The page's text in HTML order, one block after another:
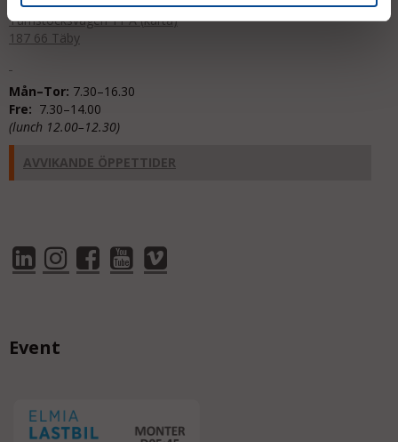
Tumstocksvägen 11 A (karta)
187 66 Täby
Mån–Tor: 7.30–16.30
Fre: 7.30–14.00
(lunch 12.00–12.30)
AVVIKANDE ÖPPETTIDER
Event